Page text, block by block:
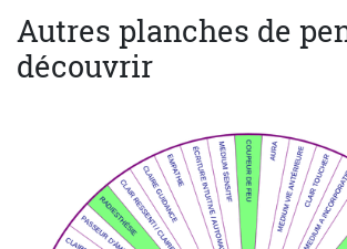
Autres planches de
découvrir